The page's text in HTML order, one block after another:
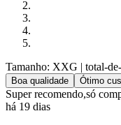
Tamanho: XXG | total-
Boa qualidade Ótimo
Super recomendo,só
há 19 dias